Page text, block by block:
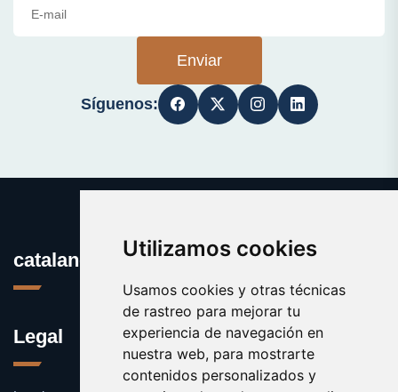
Utilizamos cookies
Usamos cookies y otras técnicas
de rastreo para mejorar tu
experiencia de navegación en
nuestra web, para mostrarte
contenidos personalizados y
Enviar
Síguenos:
catalanes.org
Legal